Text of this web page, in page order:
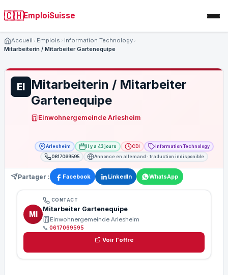
🇨🇭EmploiSuisse
Accueil Emplois
Information Technology
Mitarbeiterin / Mitarbeiter Gartenequipe
EI Mitarbeiterin / Mitarbeiter
Gartenequipe
Einwohnergemeinde Arlesheim
Arlesheim Il y a 43 jours CDI
Information Technology
0617069595
Annonce en allemand · traduction indisponible
Partager : Facebook LinkedIn WhatsApp
MI
CONTACT
Mitarbeiter Gartenequipe
Einwohnergemeinde Arlesheim
📞 0617069595
Voir l'offre